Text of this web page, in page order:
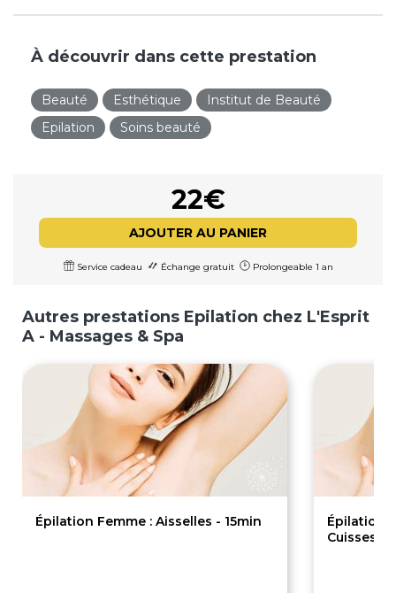
À découvrir dans cette prestation
Beauté Esthétique
Institut de Beauté
Epilation
Soins beauté
22€
AJOUTER AU PANIER
Service cadeau Échange gratuit Prolongeable 1 an
Autres prestations Epilation chez L'Esprit
A - Massages & Spa
Épilation Femme : Aisselles - 15min
Épilation
Cuisses -